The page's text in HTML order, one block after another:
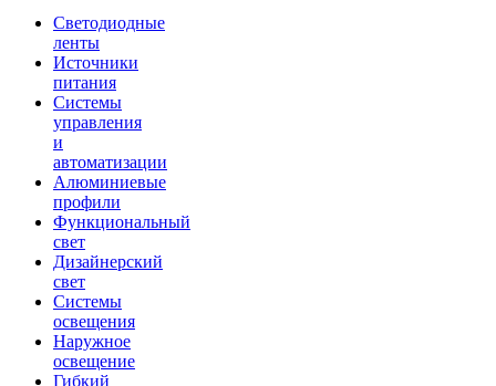
Светодиодные
ленты
Источники
питания
Системы
управления
и
автоматизации
Алюминиевые
профили
Функциональный
свет
Дизайнерский
свет
Системы
освещения
Наружное
освещение
Гибкий